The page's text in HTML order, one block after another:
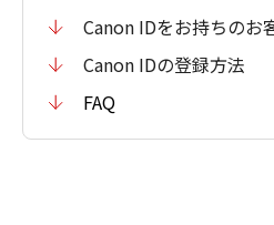
Canon IDをお持ちのお
Canon IDの登録方法
FAQ